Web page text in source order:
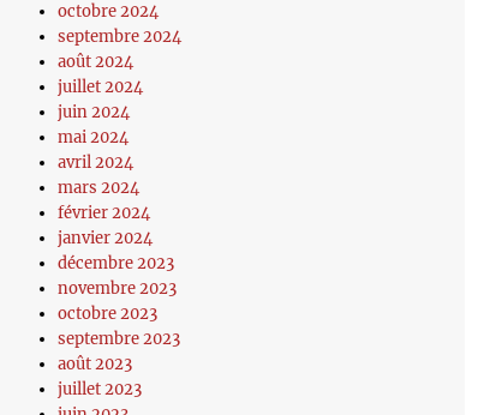
octobre 2024
septembre 2024
août 2024
juillet 2024
juin 2024
mai 2024
avril 2024
mars 2024
février 2024
janvier 2024
décembre 2023
novembre 2023
octobre 2023
septembre 2023
août 2023
juillet 2023